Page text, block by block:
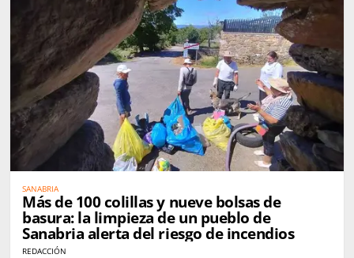
SANABRIA
Más de 100 colillas y nueve bolsas de
basura: la limpieza de un pueblo de
Sanabria alerta del riesgo de incendios
REDACCIÓN